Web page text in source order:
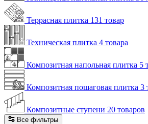
Террасная плитка 131 товар
Техническая плитка 4 товара
Композитная напольная плитка 5
Композитная пошаговая плитка 3
Композитные ступени 20 товаров
Все фильтры